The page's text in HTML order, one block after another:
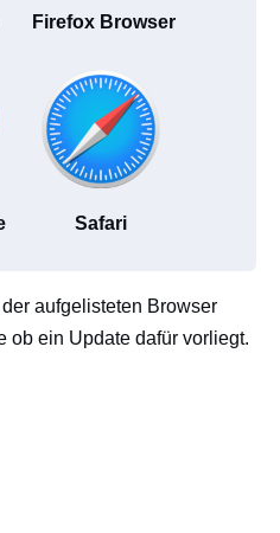
Firefox Browser
Safari
aufgelisteten Browser
ob ein Update dafür vorliegt.